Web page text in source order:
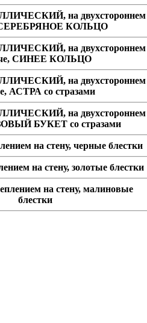
на двухстороннем
СЕРЕБРЯНОЕ КОЛЬЦО
на двухстороннем
СИНЕЕ КОЛЬЦО
на двухстороннем
АСТРА со стразами
на двухстороннем
БУКЕТ со стразами
на стену, черные блестки
на стену, золотые блестки
на стену, малиновые
блестки